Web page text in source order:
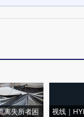
离失所者困
视线｜